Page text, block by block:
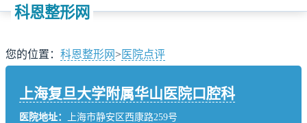
科恩整形网
您的位置： 科恩整形网>医院点评
上海复旦大学附属华山医院口腔科
医院地址：
上海市静安区西康路259号